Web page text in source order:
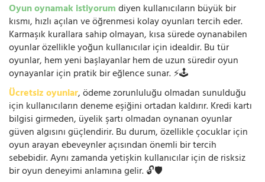
Oyun oynamak istiyorumdiyen kullanıcıların büyük bir
kısmı, hızlı açılan ve öğrenmesi kolay oyunları tercih eder.
Karmaşık kurallara sahip olmayan, kısa sürede oynanabilen
oyunlar özellikle yoğun kullanıcılar için idealdir. Bu tür
oyunlar, hem yeni başlayanlar hem de uzun süredir oyun
oynayanlar için pratik bir eğlence sunar. ⚡🕹️
Ücretsiz oyunlar, ödeme zorunluluğu olmadan sunulduğu
için kullanıcıların deneme eşiğini ortadan kaldırır. Kredi kartı
bilgisi girmeden, üyelik şartı olmadan oynanan oyunlar
güven algısını güçlendirir. Bu durum, özellikle çocuklar için
oyun arayan ebeveynler açısından önemli bir tercih
sebebidir. Aynı zamanda yetişkin kullanıcılar için de risksiz
bir oyun deneyimi anlamına gelir. 🔓🛡️